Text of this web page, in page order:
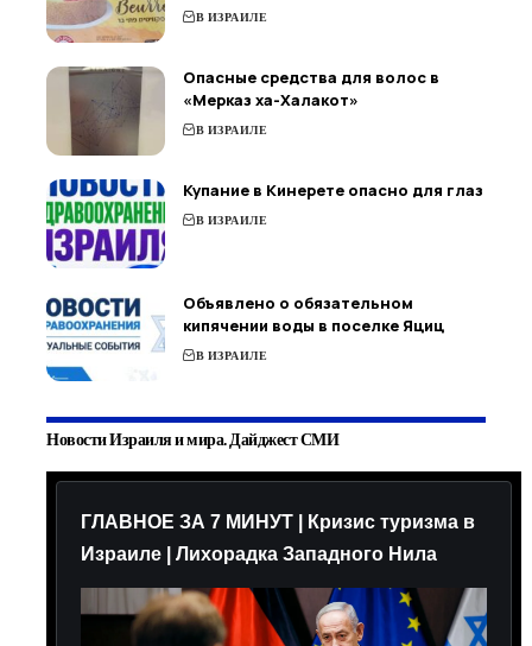
В ИЗРАИЛЕ
Опасные средства для волос в
«Мерказ ха-Халакот»
В ИЗРАИЛЕ
Купание в Кинерете опасно для глаз
В ИЗРАИЛЕ
Объявлено о обязательном
кипячении воды в поселке Яциц
В ИЗРАИЛЕ
Новости Израиля и мира. Дайджест СМИ